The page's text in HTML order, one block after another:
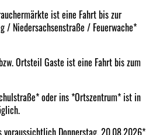
ist eine Fahrt bis zur
/ Niedersachsenstraße / Feuerwache*
Ortsteil Gaste ist eine Fahrt bis zum
oder ins *Ortszentrum* ist in
voraussichtlich Donnerstag, 20.08.2026*